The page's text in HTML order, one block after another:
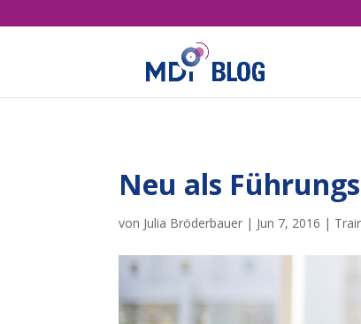
Neu als
von Julia Bröderbauer | Jun 7, 2016 |